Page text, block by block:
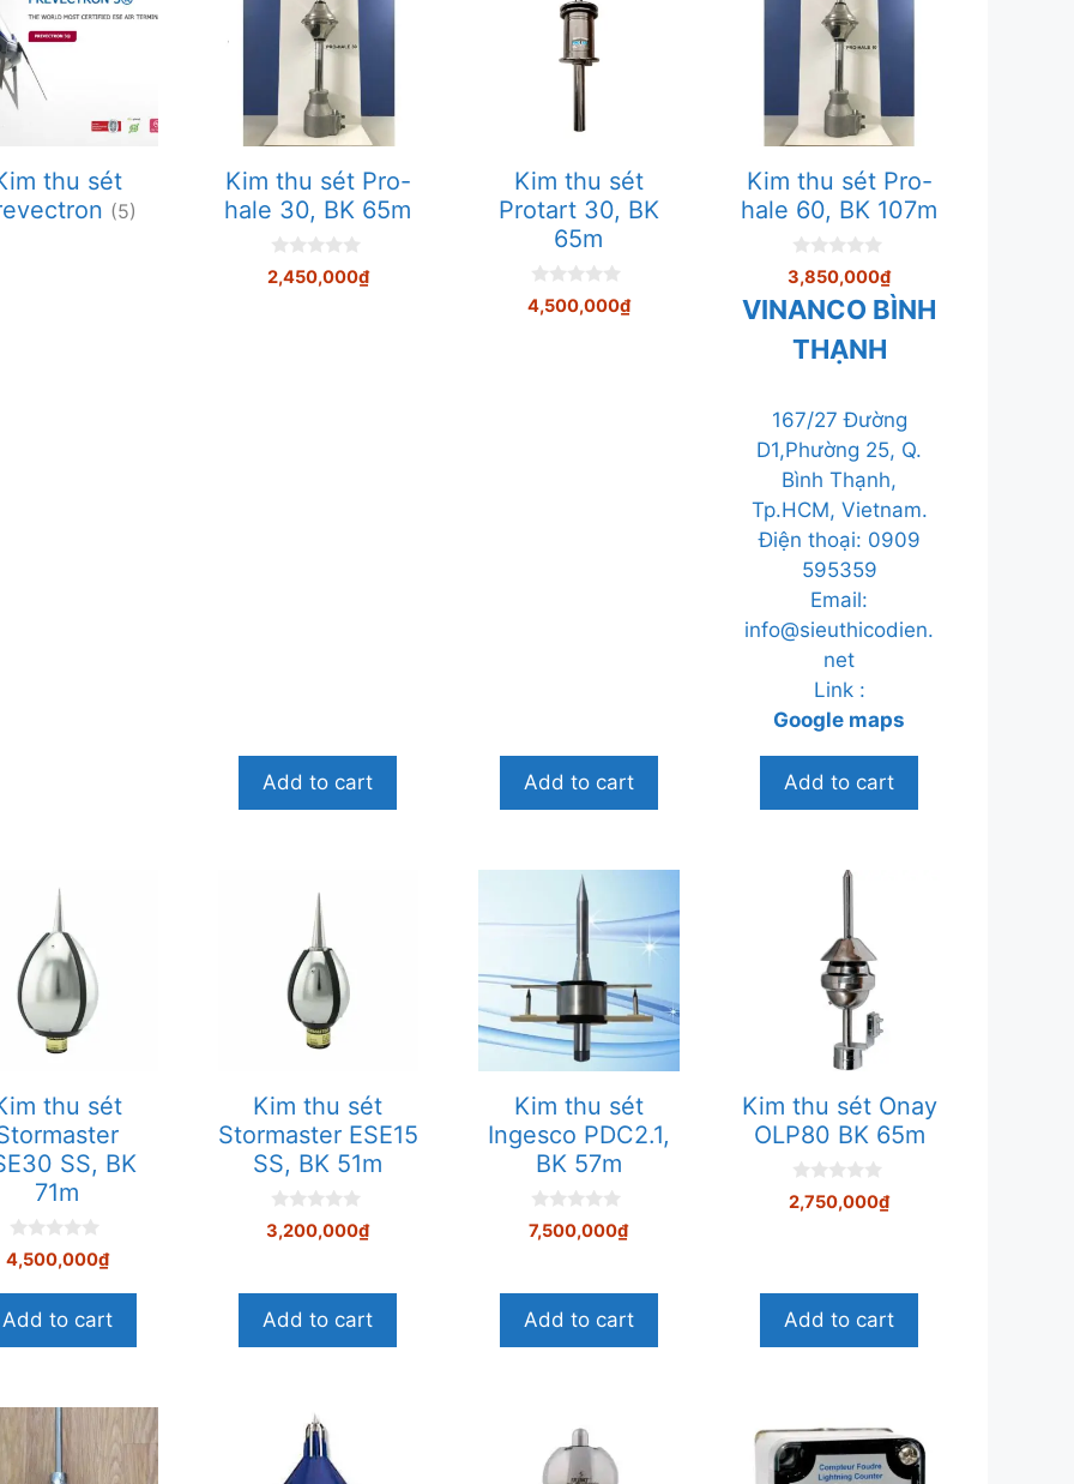
thu sét
(5)
Kim thu sét Pro-
hale 30, BK 65m
0
n
2,450,000₫
Add to cart
Kim thu sét
Protart 30, BK
65m
0
n
4,500,000₫
Add to cart
Kim thu sét Pro-
hale 60, BK 107m
0
n
g
o
à
3,850,000₫
VINANCO BÌNH
THẠNH
167/27 Đường
D1,Phường 25, Q.
Bình Thạnh,
Tp.HCM, Vietnam.
Điện thoại: 0909
595359
Email:
info@sieuthicodien.
net
Link :
Google maps
Add to cart
thu sét
SS, BK
71m
0
n
à
5
4,500,000₫
Add to cart
Kim thu sét
Stormaster ESE15
SS, BK 51m
0
n
à
i
5
3,200,000₫
Add to cart
Kim thu sét
Ingesco PDC2.1,
BK 57m
0
n
à
i
5
7,500,000₫
Add to cart
Kim thu sét Onay
OLP80 BK 65m
0
n
5
2,750,000₫
Add to cart